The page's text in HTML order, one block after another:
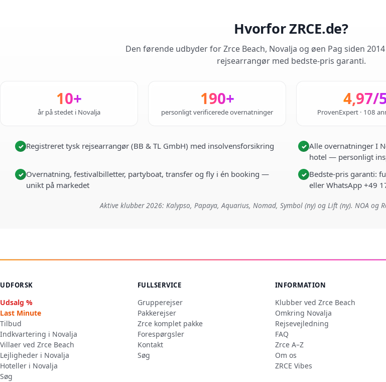
Hvorfor ZRCE.de?
Den førende udbyder for Zrce Beach, Novalja og øen Pag siden
rejsearrangør med bedste-pris garanti.
10+
år på stedet i Novalja
190+
personligt verificerede overnatninger
4,97/
ProvenExpert · 108
✓ Registreret tysk rejsearrangør (BB & TL GmbH) med insolvensforsikring ✓ Alle overnatninger I
hotel — personligt
✓ Overnatning, festivalbilletter, partyboat, transfer og fly i én booking —
unikt på markedet
✓ Bedste-pris garanti:
eller WhatsApp +49
Aktive klubber 2026: Kalypso, Papaya, Aquarius, Nomad, Symbol (ny) og Lift (ny). NOA og
UDFORSK
Udsalg %
Last Minute
Tilbud
Indkvartering i Novalja
Villaer ved Zrce Beach
Lejligheder i Novalja
Hoteller i Novalja
Søg
FULLSERVICE
Grupperejser
Pakkerejser
Zrce komplet pakke
Forespørgsler
Kontakt
Søg
INFORMATION
Klubber ved Zrce Beach
Omkring Novalja
Rejsevejledning
FAQ
Zrce A–Z
Om os
ZRCE Vibes